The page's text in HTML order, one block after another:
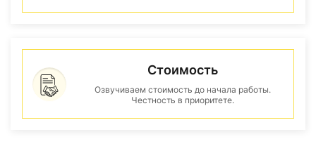
Стоимость
Озвучиваем стоимость до начала работы.
Честность в приоритете.